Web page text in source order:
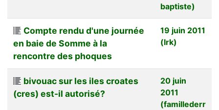
baptiste)
Compte rendu d'une journée
en baie de Somme à la
rencontre des phoques
19 juin 2011
(Irk)
bivouac sur les iles croates
(cres) est-il autorisé?
20 juin
2011
(famillederr